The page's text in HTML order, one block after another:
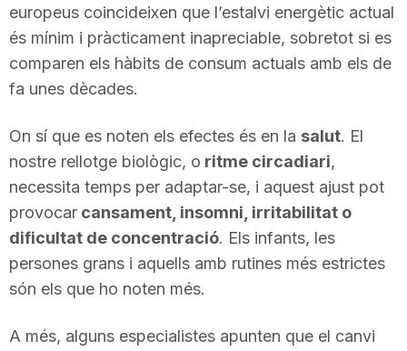
europeus coincideixen que l’estalvi energètic actual
és mínim i pràcticament inapreciable, sobretot si es
comparen els hàbits de consum actuals amb els de
fa unes dècades.
On sí que es noten els efectes és en la salut. El
nostre rellotge biològic, o ritme circadiari,
necessita temps per adaptar-se, i aquest ajust pot
provocar cansament, insomni, irritabilitat o
dificultat de concentració. Els infants, les
persones grans i aquells amb rutines més estrictes
són els que ho noten més.
A més, alguns especialistes apunten que el canvi